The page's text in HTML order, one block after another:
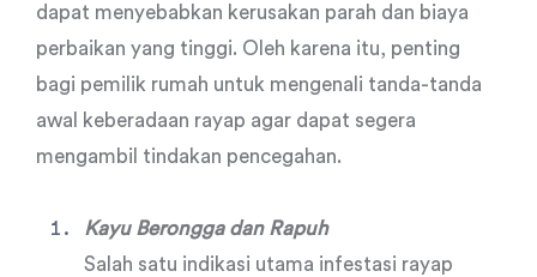
dapat menyebabkan kerusakan parah dan biaya
perbaikan yang tinggi. Oleh karena itu, penting
bagi pemilik rumah untuk mengenali tanda-tanda
awal keberadaan rayap agar dapat segera
mengambil tindakan pencegahan.
Kayu Berongga dan Rapuh
Salah satu indikasi utama infestasi rayap